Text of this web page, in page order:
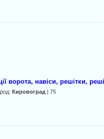
ворота, навіси, решітки,
Кировоград | 75